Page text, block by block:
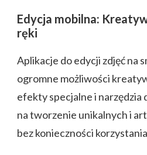
Edycja mobilna:
ręki
Aplikacje do edycji zdjęć na
ogromne możliwości
efekty specjalne i narzędzia
na tworzenie unikalnych i
bez konieczności